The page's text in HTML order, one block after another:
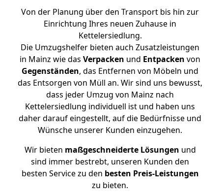
Von der Planung über den Transport bis hin zur
Einrichtung Ihres neuen Zuhause in
Kettelersiedlung.
Die Umzugshelfer bieten auch Zusatzleistungen
in Mainz wie das Verpacken und Entpacken von
Gegenständen, das Entfernen von Möbeln und
das Entsorgen von Müll an. Wir sind uns bewusst,
dass jeder Umzug von Mainz nach
Kettelersiedlung individuell ist und haben uns
daher darauf eingestellt, auf die Bedürfnisse und
Wünsche unserer Kunden einzugehen.
Wir bieten maßgeschneiderte Lösungen und
sind immer bestrebt, unseren Kunden den
besten Service zu den besten Preis-Leistungen
zu bieten.